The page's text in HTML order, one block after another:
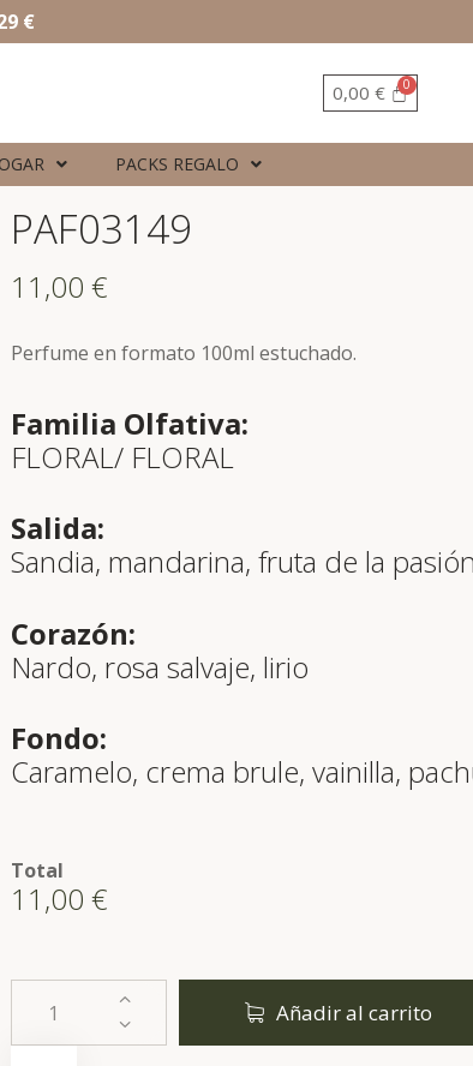
€
0,00 €
PACKS REGALO
PAF03149
11,00€
Perfume en formato 100ml estuchado.
Familia Olfativa:
FLORAL/ FLORAL
Salida:
Sandia, mandarina, fruta de la
Corazón:
Nardo, rosa salvaje, lirio
Fondo:
Caramelo, crema brule, vainilla,
Total
11,00€
Añadir al carrito